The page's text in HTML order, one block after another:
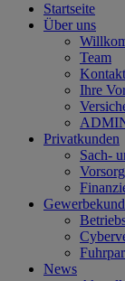
Startseite
Über uns
Team
Ihre
Privatkunden
Sach-
News